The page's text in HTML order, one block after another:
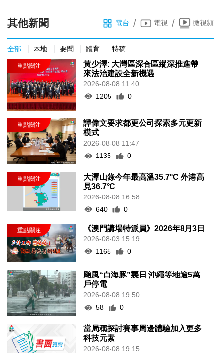
其他新聞 電台 / 電視 / 微視頻
全部 本地 要聞 體育 特稿
黃少澤: 大灣區深合區縱深推進帶
來法治建設全新機遇
2026-08-08 11:40
1205
0
譚偉文要求都更公司探索多元更新
模式
2026-08-08 11:47
1135
0
大潭山錄今年最高溫35.7°C 外港高
見36.7°C
2026-08-08 16:58
640
0
《澳門講場特派員》2026年8月3日
2026-08-03 15:19
1165
0
颱風“白海豚”襲日 沖繩等地逾5萬
戶停電
2026-08-08 19:50
58
0
當局稱探討賽事周邊體驗加入更多
科技元素
2026-08-08 19:15